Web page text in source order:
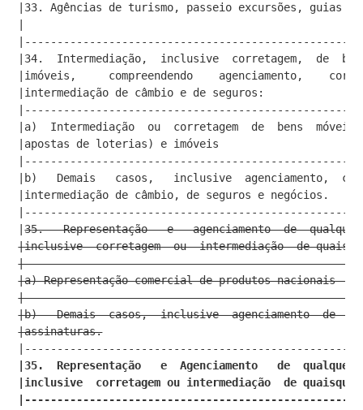
|33. Agências de turismo, passeio
|34.  Intermediação,  inclusive  corretagem,
|imóveis,     compreendendo
|intermediação de câmbio e de seguros:
|a)  Intermediação  ou  corretagem  de  bens
|apostas de loterias) e imóveis
|b)   Demais   casos,   inclusive
|intermediação de câmbio, de seguros e
|35.   Representação   e   agenciamento  de
|inclusive  corretagem  ou  intermediação
|a) Representação comercial de produtos
|b)   Demais  casos,  inclusive  agenciamento
|assinaturas.
|35.  Representação   e  Agenciamento   de
|inclusive  corretagem ou intermediação